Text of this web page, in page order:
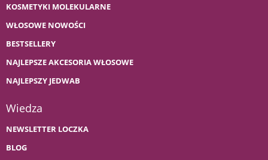
KOSMETYKI MOLEKULARNE
WŁOSOWE NOWOŚCI
BESTSELLERY
NAJLEPSZE AKCESORIA WŁOSOWE
NAJLEPSZY JEDWAB
Wiedza
NEWSLETTER LOCZKA
BLOG